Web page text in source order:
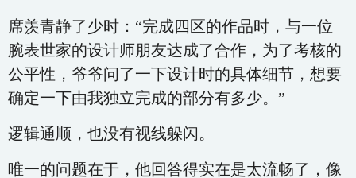
席羡青静了少时：“完成四区的作品时，与一位
腕表世家的设计师朋友达成了合作，为了考核的
公平性，爷爷问了一下设计时的具体细节，想要
确定一下由我独立完成的部分有多少。”
逻辑通顺，也没有视线躲闪。
唯一的问题在于，他回答得实在是太流畅了，像